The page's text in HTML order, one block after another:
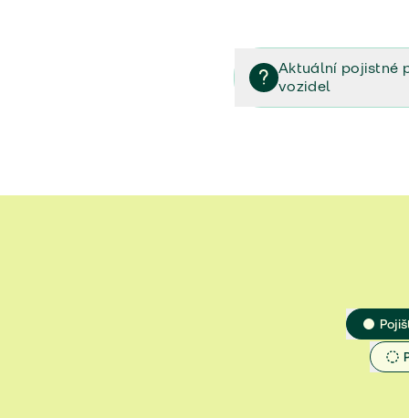
Aktuální pojistné
vozidel
Veřejný příslib -